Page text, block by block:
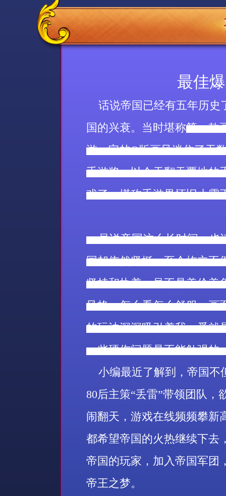
最佳
话说帝国已经有五年历史
国的兴衰。当时堪称第一款
游，它的Q版画风迷住了无
手游奖。以今天翻天覆地的
戏了，堪称手游界怀旧小霸
虽说帝国这么长时间，也
国却依然坚挺，至今屹立不
坚持和执着，虽不是美伦美
风格，怎么看怎么舒服，画
的玩法深深吸引着我，爱就
一些硬伤问题是不能勉强的
小编最近了解到，帝国不
80后主策“丢雷”带领团队，
闹翻天，游戏在线频频攀新
都希望帝国的火热继续下去
帝国的玩家，加入帝国军团
帝王之梦。